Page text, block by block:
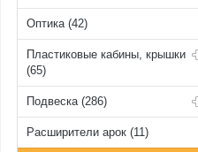
Оптика (42)
Пластиковые кабины, крышки
(65)
Подвеска (286)
Расширители арок (11)